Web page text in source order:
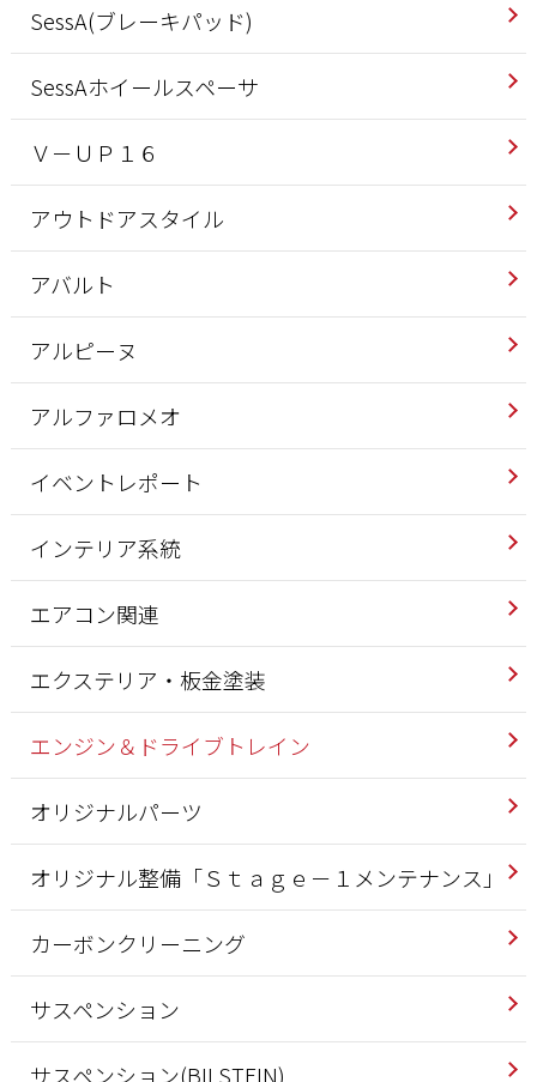
SessA(ブレーキパッド)
SessAホイールスペーサ
Ｖ－ＵＰ１６
アウトドアスタイル
アバルト
アルピーヌ
アルファロメオ
イベントレポート
インテリア系統
エアコン関連
エクステリア・板金塗装
エンジン＆ドライブトレイン
オリジナルパーツ
オリジナル整備「Ｓｔａｇｅ－１メンテナンス」
カーボンクリーニング
サスペンション
サスペンション(BILSTEIN)